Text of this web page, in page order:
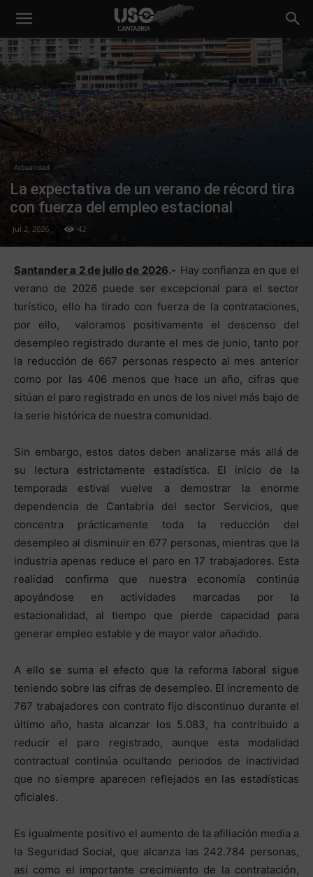
Actualidad
La expectativa de un verano de récord tira
con fuerza del empleo estacional
Jul 2, 2026 42
Santander a 2 de julio de 2026.- Hay confianza en que el
verano de 2026 puede ser excepcional para el sector
turístico, ello ha tirado con fuerza de la contrataciones,
por ello, valoramos positivamente el descenso del
desempleo registrado durante el mes de junio, tanto por
la reducción de 667 personas respecto al mes anterior
como por las 406 menos que hace un año, cifras que
sitúan el paro registrado en unos de los nivel más bajo de
la serie histórica de nuestra comunidad.
Sin embargo, estos datos deben analizarse más allá de
su lectura estrictamente estadística. El inicio de la
temporada estival vuelve a demostrar la enorme
dependencia de Cantabria del sector Servicios, que
concentra prácticamente toda la reducción del
desempleo al disminuir en 677 personas, mientras que la
industria apenas reduce el paro en 17 trabajadores. Esta
realidad confirma que nuestra economía continúa
apoyándose en actividades marcadas por la
estacionalidad, al tiempo que pierde capacidad para
generar empleo estable y de mayor valor añadido.
A ello se suma el efecto que la reforma laboral sigue
teniendo sobre las cifras de desempleo. El incremento de
767 trabajadores con contrato fijo discontinuo durante el
último año, hasta alcanzar los 5.083, ha contribuido a
reducir el paro registrado, aunque esta modalidad
contractual continúa ocultando periodos de inactividad
que no siempre aparecen reflejados en las estadísticas
oficiales.
Es igualmente positivo el aumento de la afiliación media a
la Seguridad Social, que alcanza las 242.784 personas,
así como el importante crecimiento de la contratación,